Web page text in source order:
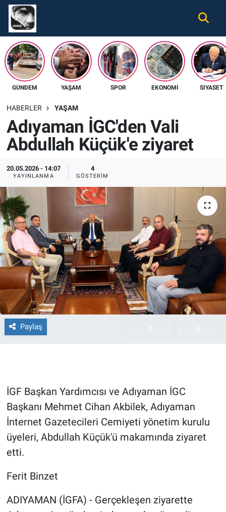
GÜNDEM YAŞAM SPOR EKONOMI SIYASET
HABERLER YAŞAM
Adıyaman İGC'den Vali
Abdullah Küçük'e ziyaret
20.05.2026 - 14:07
YAYINLANMA
4
GÖSTERIM
Paylaş
İGF Başkan Yardımcısı ve Adıyaman İGC
Başkanı Mehmet Cihan Akbilek, Adıyaman
İnternet Gazetecileri Cemiyeti yönetim kurulu
üyeleri, Abdullah Küçük'ü makamında ziyaret
etti.
Ferit Binzet
ADIYAMAN (İGFA) - Gerçekleşen ziyarette
Gündem
Ekonomi
Spor
Tüm Haberler
İletişim
Künye
Nöbetçi Eczaneler
Hava Durumu
Namaz Vakitleri
Süper Lig Puan Durumu ve Fikstür
Tüm Manşetler
Son Dakika Haberleri
Haber Arşivi